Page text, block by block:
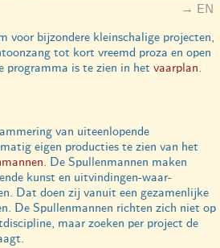
EN
voor bijzondere kleinschalige projecten,
tot kort vreemd proza en open
programma is te zien in het vaarplan.
van uiteenlopende
eigen producties te zien van het
. De Spullenmannen maken
kunst en uitvindingen-waar-
Dat doen zij vanuit een gezamenlijke
De Spullenmannen richten zich niet op
maar zoeken per project de